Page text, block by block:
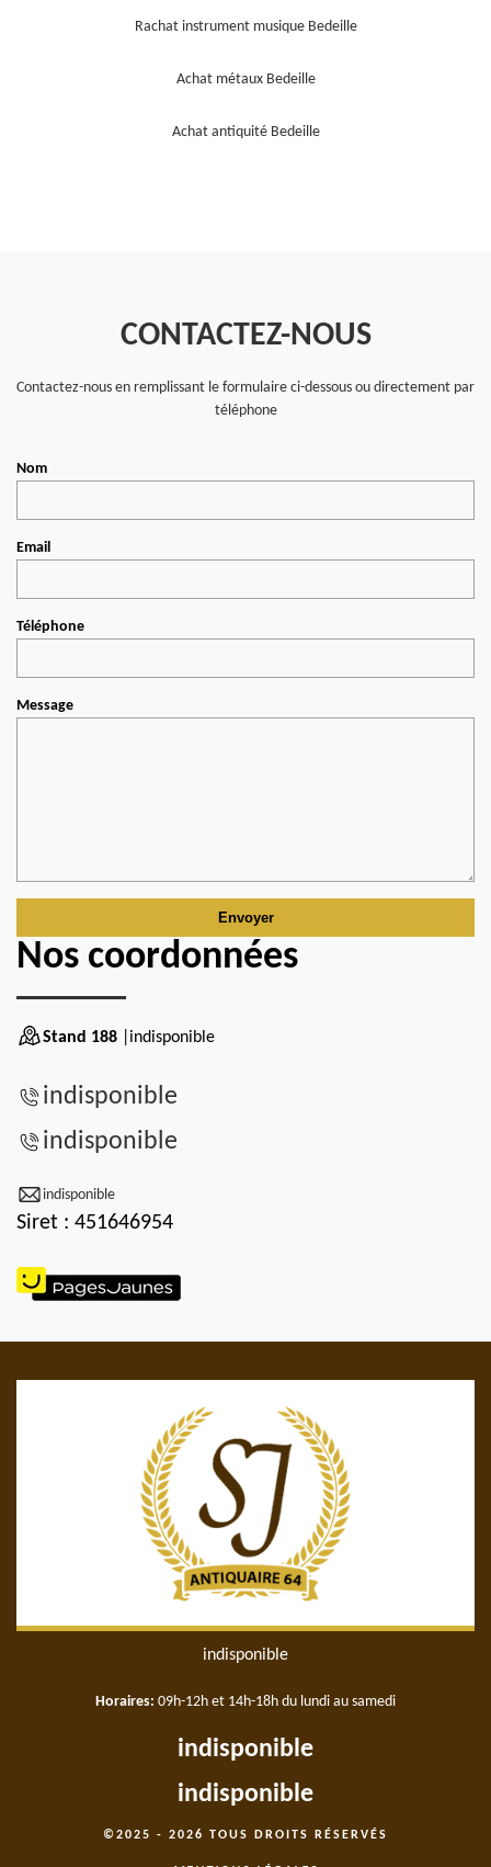
Rachat instrument musique Bedeille
Achat métaux Bedeille
Achat antiquité Bedeille
CONTACTEZ-NOUS
Contactez-nous en remplissant le formulaire ci-dessous ou directement par
téléphone
Nom
Email
Téléphone
Message
Nos coordonnées
Stand 188 |indisponible
indisponible
indisponible
indisponible
Siret : 451646954
indisponible
Horaires: 09h-12h et 14h-18h du lundi au samedi
indisponible
indisponible
©2025 - 2026 TOUS DROITS RÉSERVÉS